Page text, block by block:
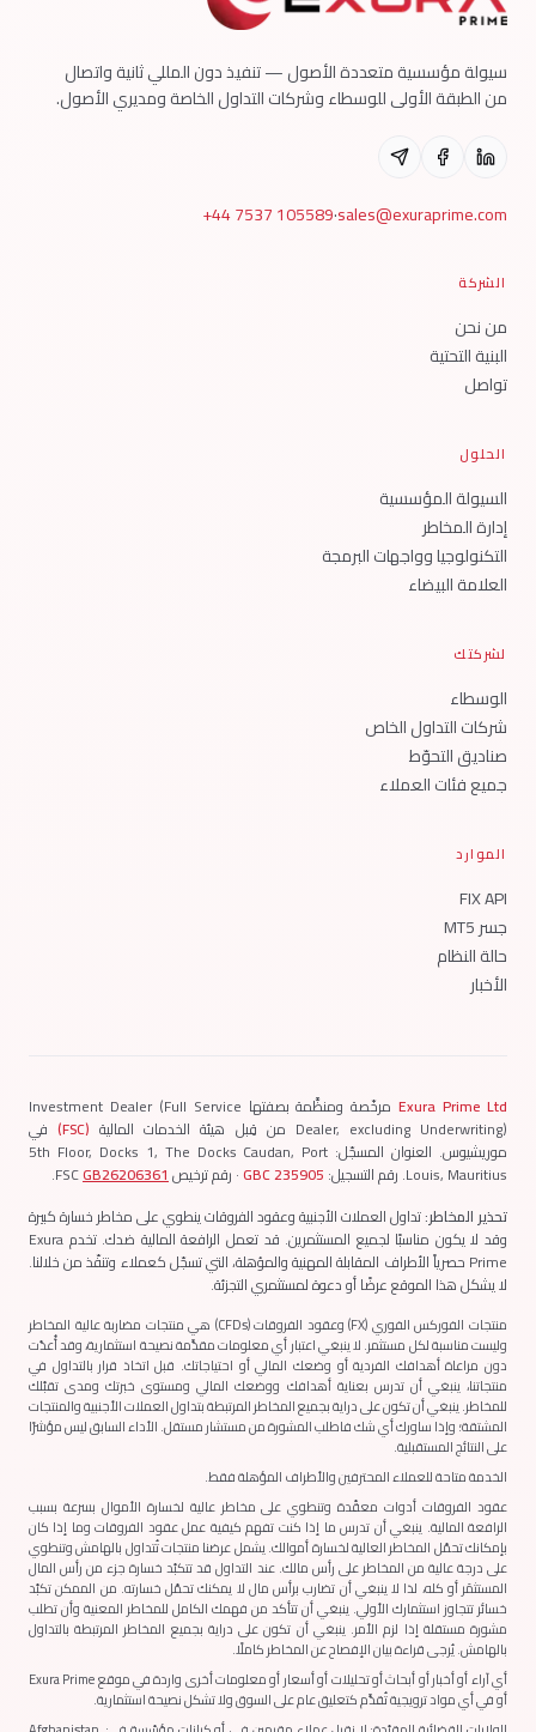
سيولة مؤسسية متعددة الأصول — تنفيذ دون المللي ثانية واتصال
من الطبقة الأولى للوسطاء وشركات التداول الخاصة ومديري الأصول.
sales@exuraprime.com
·
+44 7537 105589
الشركة
من نحن
البنية التحتية
تواصل
الحلول
السيولة المؤسسية
إدارة المخاطر
التكنولوجيا وواجهات البرمجة
العلامة البيضاء
لشركتك
الوسطاء
شركات التداول الخاص
صناديق التحوّط
جميع فئات العملاء
الموارد
FIX API
جسر MT5
حالة النظام
الأخبار
Exura Prime Ltd
مرخّصة ومنظَّمة بصفتها Investment Dealer (Full Service
Dealer, excluding Underwriting) من قِبل هيئة الخدمات المالية
في
موريشيوس.
العنوان المسجّل: 5th Floor, Docks 1, The Docks Caudan, Port
Louis, Mauritius. رقم التسجيل: 235905 GBC · رقم ترخيص FSCGB26206361
.
تحذير المخاطر:تداول العملات الأجنبية وعقود الفروقات ينطوي على مخاطر خسارة كبيرة
وقد لا يكون مناسبًا لجميع المستثمرين. قد تعمل الرافعة المالية ضدك. تخدم Exura
Prime حصرياً الأطراف المقابلة المهنية والمؤهلة، التي تسجّل كعملاء وتنفّذ من خلالنا.
لا يشكل هذا الموقع عرضًا أو دعوة لمستثمري التجزئة.
منتجات الفوركس الفوري (FX) وعقود الفروقات (CFDs) هي منتجات مضاربة عالية المخاطر
وليست مناسبة لكل مستثمر. لا ينبغي اعتبار أي معلومات مقدَّمة نصيحة استثمارية، وقد أُعدّت
دون مراعاة أهدافك الفردية أو وضعك المالي أو احتياجاتك. قبل اتخاذ قرار بالتداول في
منتجاتنا، ينبغي أن تدرس بعناية أهدافك ووضعك المالي ومستوى خبرتك ومدى تقبّلك
للمخاطر. ينبغي أن تكون على دراية بجميع المخاطر المرتبطة بتداول العملات الأجنبية والمنتجات
المشتقة؛ وإذا ساورك أي شك فاطلب المشورة من مستشار مستقل. الأداء السابق ليس مؤشرًا
على النتائج المستقبلية.
الخدمة متاحة للعملاء المحترفين والأطراف المؤهلة فقط.
عقود الفروقات أدوات معقّدة وتنطوي على مخاطر عالية لخسارة الأموال بسرعة بسبب
الرافعة المالية. ينبغي أن تدرس ما إذا كنت تفهم كيفية عمل عقود الفروقات وما إذا كان
بإمكانك تحمّل المخاطر العالية لخسارة أموالك. يشمل عرضنا منتجات تُتداول بالهامش وتنطوي
على درجة عالية من المخاطر على رأس مالك. عند التداول قد تتكبّد خسارة جزء من رأس المال
المستثمَر أو كله، لذا لا ينبغي أن تضارب برأس مال لا يمكنك تحمّل خسارته. من الممكن تكبّد
خسائر تتجاوز استثمارك الأولي. ينبغي أن تتأكد من فهمك الكامل للمخاطر المعنية وأن تطلب
مشورة مستقلة إذا لزم الأمر. ينبغي أن تكون على دراية بجميع المخاطر المرتبطة بالتداول
بالهامش. يُرجى قراءة بيان الإفصاح عن المخاطر كاملًا.
أي آراء أو أخبار أو أبحاث أو تحليلات أو أسعار أو معلومات أخرى واردة في موقع Exura Prime
أو في أي مواد ترويجية تُقدَّم كتعليق عام على السوق ولا تشكل نصيحة استثمارية.